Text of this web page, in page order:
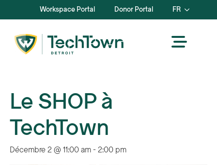
Workspace Portal Donor Portal FR
Le SHOP à
TechTown
Décembre 2 @ 11:00 am- 2:00 pm